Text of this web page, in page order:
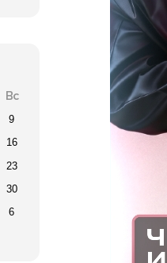
Вс
9
16
23
30
6